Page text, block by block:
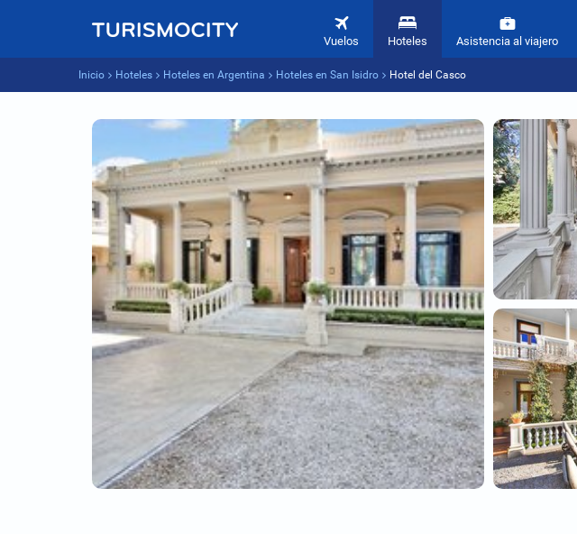
Vuelos Hoteles Asistencia al viajero
Inicio Hoteles Hoteles en Argentina Hoteles en San Isidro Hotel del Casco